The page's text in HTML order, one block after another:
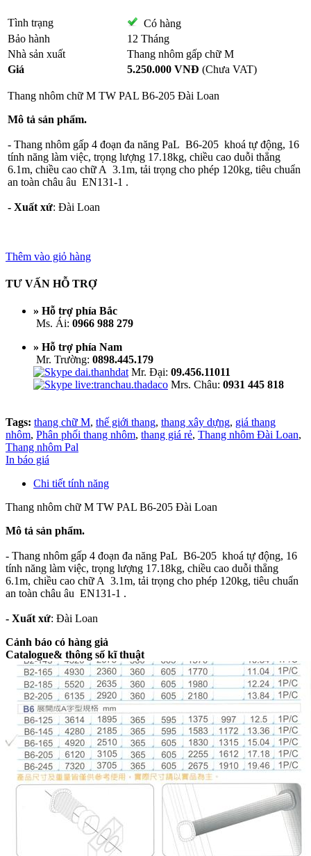
Tình trạng
Có hàng
Bảo hành
12 Tháng
Nhà sản xuất
Thang nhôm gấp chữ M
Giá
5.250.000 VNĐ (Chưa VAT)
Thang nhôm chữ M TW PAL B6-205 Đài Loan
Mô tả sản phẩm.
- Thang nhôm gấp 4 đoạn đa năng PaL B6-205 khoá tự động, 16
tính năng làm việc, trọng lượng 17.18kg, chiều cao duỗi thẳng
6.1m, chiều cao chữ A 3.1m, tải trọng cho phép 120kg, tiêu chuẩn
an toàn châu âu EN131-1 .
- Xuất xứ: Đài Loan
Thêm vào giỏ hàng
TƯ VẤN HỖ TRỢ
» Hỗ trợ phía Bắc
Ms. Ái: 0966 988 279
» Hỗ trợ phía Nam
Mr. Trường: 0898.445.179
Mr. Đại: 09.456.11011
Mrs. Châu: 0931 445 818
Tags: thang chữ M, thế giới thang, thang xây dựng, giá thang
nhôm, Phân phối thang nhôm, thang giá rẻ, Thang nhôm Đài Loan,
Thang nhôm Pal
In báo giá
Chi tiết tính năng
Thang nhôm chữ M TW PAL B6-205 Đài Loan
Mô tả sản phẩm.
- Thang nhôm gấp 4 đoạn đa năng PaL B6-205 khoá tự động, 16
tính năng làm việc, trọng lượng 17.18kg, chiều cao duỗi thẳng
6.1m, chiều cao chữ A 3.1m, tải trọng cho phép 120kg, tiêu chuẩn
an toàn châu âu EN131-1 .
- Xuất xứ: Đài Loan
Cảnh báo có hàng giả
Catalogue& thông số kĩ thuật